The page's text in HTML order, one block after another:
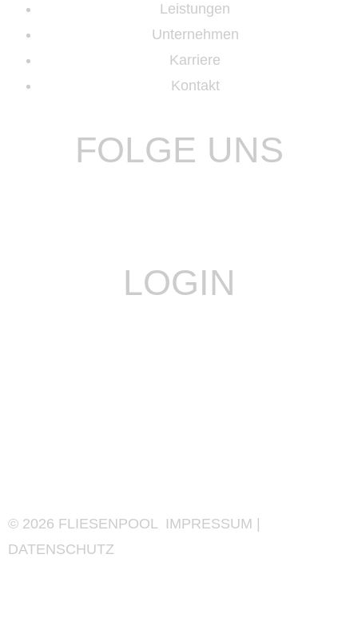
Leistungen
Unternehmen
Karriere
Kontakt
FOLGE UNS
LOGIN
© 2026 FLIESENPOOL IMPRESSUM
DATENSCHUTZ